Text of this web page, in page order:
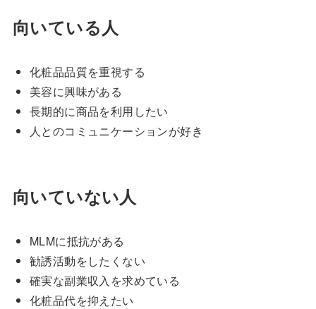
向いている人
化粧品品質を重視する
美容に興味がある
長期的に商品を利用したい
人とのコミュニケーションが好き
向いていない人
MLMに抵抗がある
勧誘活動をしたくない
確実な副業収入を求めている
化粧品代を抑えたい